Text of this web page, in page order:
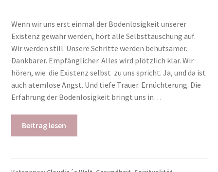
Wenn wir uns erst einmal der Bodenlosigkeit unserer
Existenz gewahr werden, hört alle Selbsttäuschung auf.
Wir werden still. Unsere Schritte werden behutsamer.
Dankbarer. Empfänglicher. Alles wird plötzlich klar. Wir
hören, wie die Existenz selbst zu uns spricht. Ja, und da ist
auch atemlose Angst. Und tiefe Trauer. Ernüchterung. Die
Erfahrung der Bodenlosigkeit bringt uns in…
Beitrag lesen